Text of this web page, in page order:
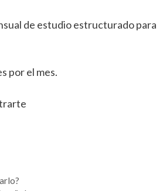
de estudio estructurado para
por el mes.